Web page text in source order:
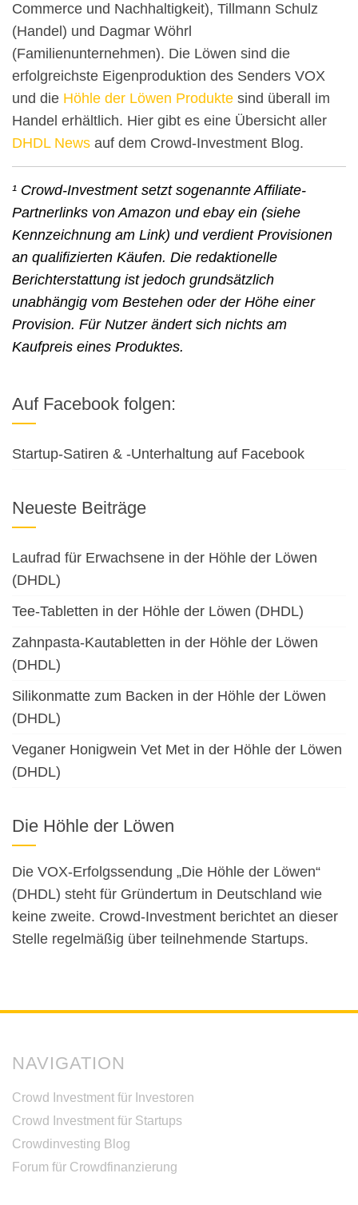
Commerce und Nachhaltigkeit), Tillmann Schulz
(Handel) und Dagmar Wöhrl
(Familienunternehmen). Die Löwen sind die
erfolgreichste Eigenproduktion des Senders VOX
und die Höhle der Löwen Produkte sind überall im
Handel erhältlich. Hier gibt es eine Übersicht aller
DHDL News auf dem Crowd-Investment Blog.
¹ Crowd-Investment setzt sogenannte Affiliate-
Partnerlinks von Amazon und ebay ein (siehe
Kennzeichnung am Link) und verdient Provisionen
an qualifizierten Käufen. Die redaktionelle
Berichterstattung ist jedoch grundsätzlich
unabhängig vom Bestehen oder der Höhe einer
Provision. Für Nutzer ändert sich nichts am
Kaufpreis eines Produktes.
Auf Facebook folgen:
Startup-Satiren & -Unterhaltung auf Facebook
Neueste Beiträge
Laufrad für Erwachsene in der Höhle der Löwen
(DHDL)
Tee-Tabletten in der Höhle der Löwen (DHDL)
Zahnpasta-Kautabletten in der Höhle der Löwen
(DHDL)
Silikonmatte zum Backen in der Höhle der Löwen
(DHDL)
Veganer Honigwein Vet Met in der Höhle der Löwen
(DHDL)
Die Höhle der Löwen
Die VOX-Erfolgssendung „Die Höhle der Löwen“
(DHDL) steht für Gründertum in Deutschland wie
keine zweite. Crowd-Investment berichtet an dieser
Stelle regelmäßig über teilnehmende Startups.
NAVIGATION
Crowd Investment für Investoren
Crowd Investment für Startups
Crowdinvesting Blog
Forum für Crowdfinanzierung